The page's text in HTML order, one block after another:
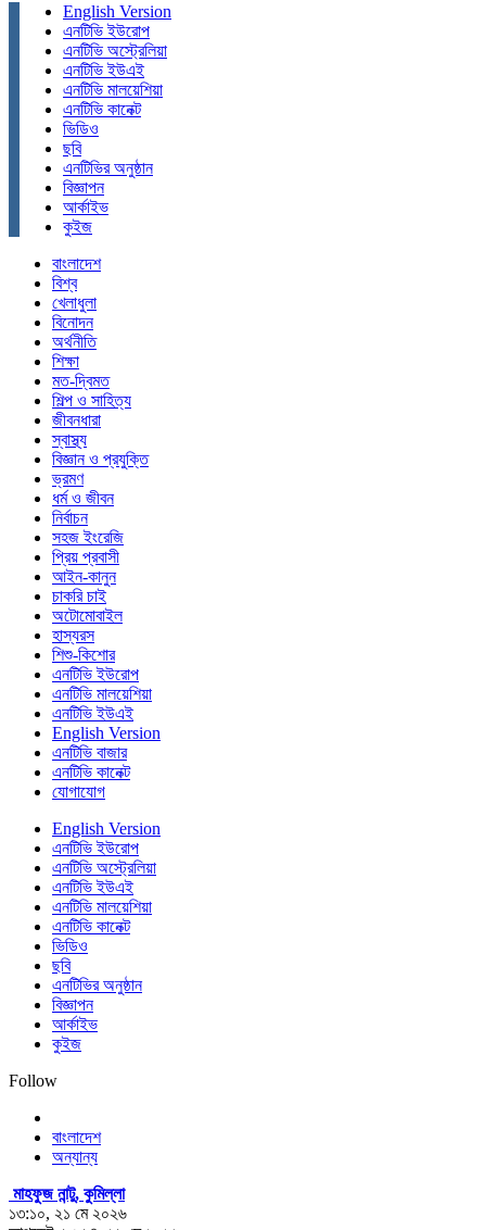
English Version
এনটিভি ইউরোপ
এনটিভি অস্ট্রেলিয়া
এনটিভি ইউএই
এনটিভি মালয়েশিয়া
এনটিভি কানেক্ট
ভিডিও
ছবি
এনটিভির অনুষ্ঠান
বিজ্ঞাপন
আর্কাইভ
কুইজ
বাংলাদেশ
বিশ্ব
খেলাধুলা
বিনোদন
অর্থনীতি
শিক্ষা
মত-দ্বিমত
শিল্প ও সাহিত্য
জীবনধারা
স্বাস্থ্য
বিজ্ঞান ও প্রযুক্তি
ভ্রমণ
ধর্ম ও জীবন
নির্বাচন
সহজ ইংরেজি
প্রিয় প্রবাসী
আইন-কানুন
চাকরি চাই
অটোমোবাইল
হাস্যরস
শিশু-কিশোর
এনটিভি ইউরোপ
এনটিভি মালয়েশিয়া
এনটিভি ইউএই
English Version
এনটিভি বাজার
এনটিভি কানেক্ট
যোগাযোগ
English Version
এনটিভি ইউরোপ
এনটিভি অস্ট্রেলিয়া
এনটিভি ইউএই
এনটিভি মালয়েশিয়া
এনটিভি কানেক্ট
ভিডিও
ছবি
এনটিভির অনুষ্ঠান
বিজ্ঞাপন
আর্কাইভ
কুইজ
Follow
বাংলাদেশ
অন্যান্য
মাহফুজ নান্টু, কুমিল্লা
১৩:১০, ২১ মে ২০২৬